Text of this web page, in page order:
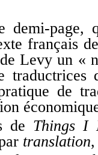
demi-page,
français
Levy un «
de
de Things I
translation